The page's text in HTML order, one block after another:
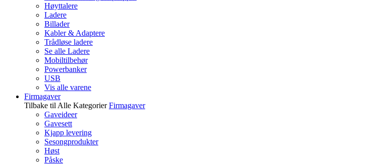
Høyttalere
Ladere
Billader
Kabler & Adaptere
Trådløse ladere
Se alle Ladere
Mobiltilbehør
Powerbanker
USB
Vis alle varene
Firmagaver
Tilbake til Alle Kategorier Firmagaver
Gaveideer
Gavesett
Kjapp levering
Sesongprodukter
Høst
Påske